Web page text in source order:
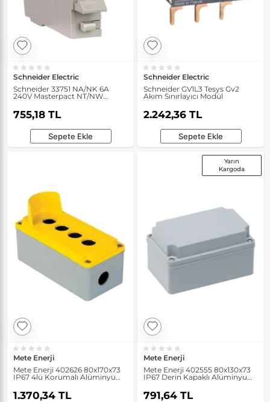
Schneider Electric
Schneider 33751 NA/NK 6A
240V Masterpact NT/NW
755,18 TL
Sepete Ekle
Schneider Electric
Schneider GV1L3 Tesys Gv2
Akım Sınırlayıcı Modül
2.242,36 TL
Sepete Ekle
Mete Enerji
Mete Enerji 402626 80x170x73
IP67 4lü Korumalı Alüminyum
1.370,34 TL
Yarın
Kargoda
Mete Enerji
Mete Enerji 402555 80x130x73
IP67 Derin Kapaklı Alüminyum
791,64 TL